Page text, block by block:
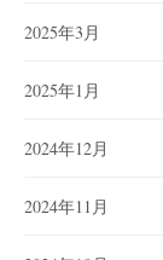
2025年3月
2025年1月
2024年12月
2024年11月